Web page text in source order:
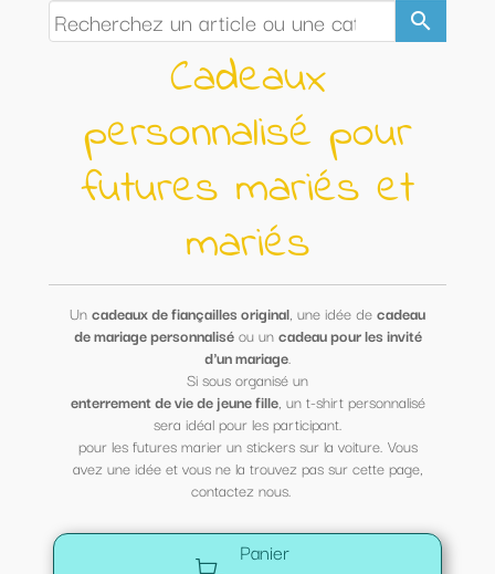
search
Cadeaux
personnalisé pour
futures mariés et
mariés
Uncadeaux de fiançailles original, une idée decadeau
de mariage personnaliséou uncadeau pour les invité
d'un mariage.
Si sous organisé un
enterrement de vie de jeune fille, un t-shirt personnalisé
sera idéal pour les participant.
pour les futures marier un stickers sur la voiture. Vous
avez une idée et vous ne la trouvez pas sur cette page,
contactez nous.

Panier